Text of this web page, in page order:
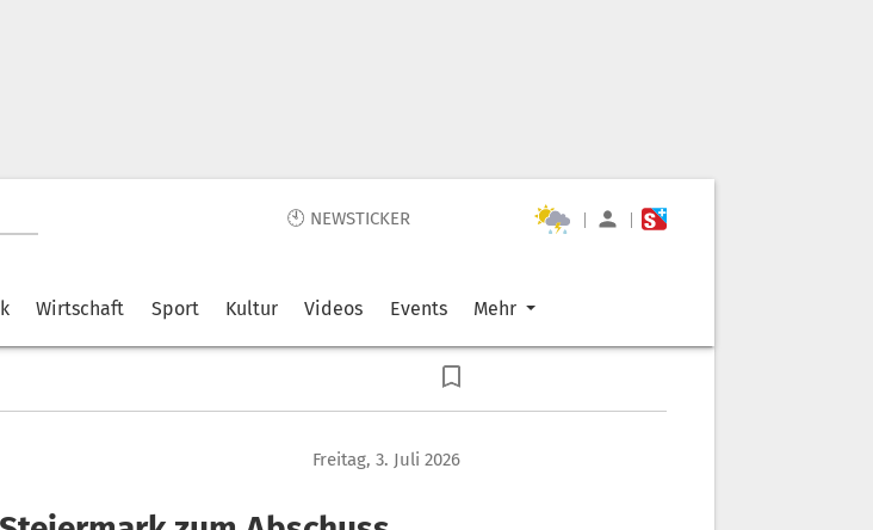
🕙 NEWSTICKER | |
Wirtschaft Sport Kultur Videos Events Mehr
Freitag, 3. Juli 2026